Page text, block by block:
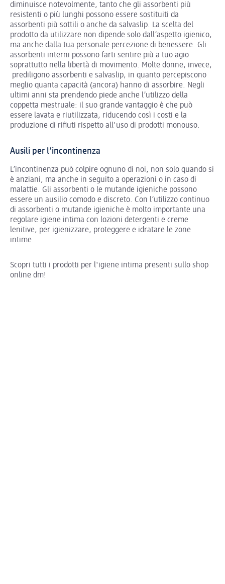
diminuisce notevolmente, tanto che gli assorbenti più
resistenti o più lunghi possono essere sostituiti da
assorbenti più sottili o anche da salvaslip. La scelta del
prodotto da utilizzare non dipende solo dall’aspetto igienico,
ma anche dalla tua personale percezione di benessere. Gli
assorbenti interni possono farti sentire più a tuo agio
soprattutto nella libertà di movimento. Molte donne, invece,
prediligono assorbenti e salvaslip, in quanto percepiscono
meglio quanta capacità (ancora) hanno di assorbire. Negli
ultimi anni sta prendendo piede anche l’utilizzo della
coppetta mestruale: il suo grande vantaggio è che può
essere lavata e riutilizzata, riducendo così i costi e la
produzione di rifiuti rispetto all'uso di prodotti monouso.
Ausili per l’incontinenza
L’incontinenza può colpire ognuno di noi, non solo quando si
è anziani, ma anche in seguito a operazioni o in caso di
malattie. Gli assorbenti o le mutande igieniche possono
essere un ausilio comodo e discreto. Con l’utilizzo continuo
di assorbenti o mutande igieniche è molto importante una
regolare igiene intima con lozioni detergenti e creme
lenitive, per igienizzare, proteggere e idratare le zone
intime.
Scopri tutti i prodotti per l'igiene intima presenti sullo shop
online dm!